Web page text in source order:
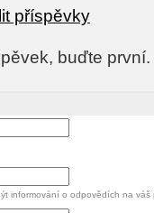
příspěvky
buďte první.
informování o odpovědích na váš